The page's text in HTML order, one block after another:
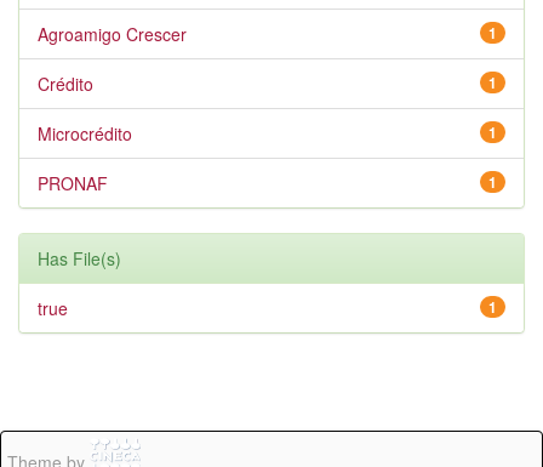
1
Agroamigo Crescer
1
Crédito
1
Microcrédito
1
PRONAF
Has File(s)
1
true